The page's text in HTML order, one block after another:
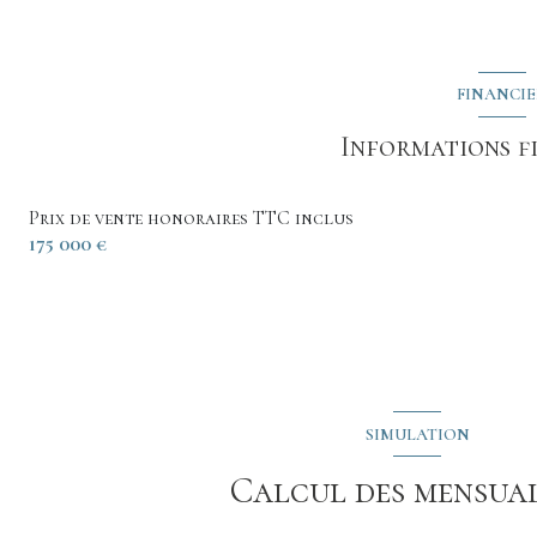
Salon
Informations
Prix de vente honoraires TTC inclus
175 000 €
SIMULATION
Calcul des